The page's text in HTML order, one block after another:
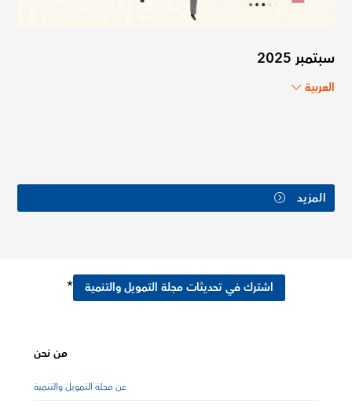
سبتمبر 2025
العربية
المزيد
اشترك في تحديثات مجلة التمويل والتنمية *
من نحن
عن مجلة التمويل والتنمية